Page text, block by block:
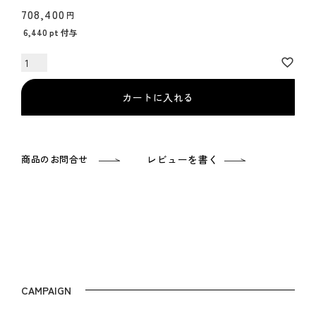
708,400
6,440 pt 付与
カートに入れる
商品のお問合せ レビューを書く
CAMPAIGN